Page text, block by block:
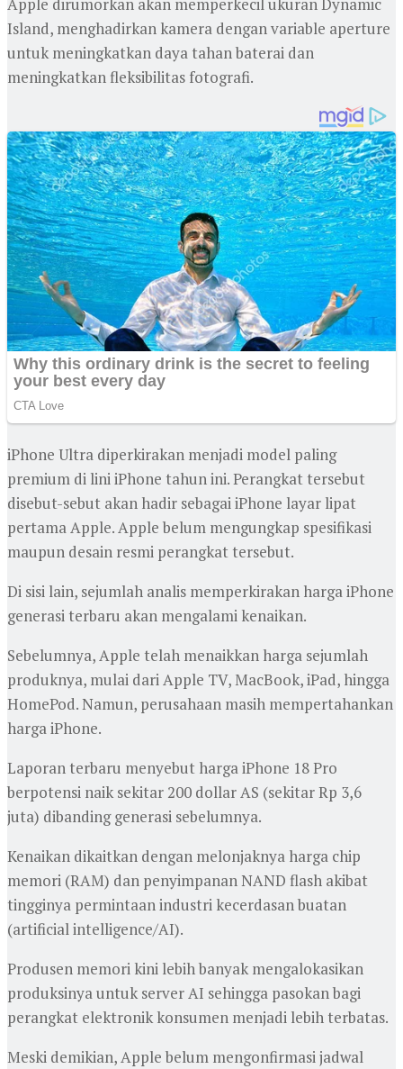
Island, menghadirkan kamera dengan variable aperture
untuk meningkatkan daya tahan baterai dan
meningkatkan fleksibilitas fotografi.
iPhone Ultra diperkirakan menjadi model paling
premium di lini iPhone tahun ini. Perangkat tersebut
disebut-sebut akan hadir sebagai iPhone layar lipat
pertama Apple. Apple belum mengungkap spesifikasi
maupun desain resmi perangkat tersebut.
‎Di sisi lain, sejumlah analis memperkirakan harga iPhone
generasi terbaru akan mengalami kenaikan.
‎Sebelumnya, Apple telah menaikkan harga sejumlah
produknya, mulai dari Apple TV, MacBook, iPad, hingga
HomePod. Namun, perusahaan masih mempertahankan
harga iPhone.
‎Laporan terbaru menyebut harga iPhone 18 Pro
berpotensi naik sekitar 200 dollar AS (sekitar Rp 3,6
juta) dibanding generasi sebelumnya.
‎Kenaikan dikaitkan dengan melonjaknya harga chip
memori (RAM) dan penyimpanan NAND flash akibat
tingginya permintaan industri kecerdasan buatan
(artificial intelligence/AI).
Produsen memori kini lebih banyak mengalokasikan
produksinya untuk server AI sehingga pasokan bagi
perangkat elektronik konsumen menjadi lebih terbatas.
‎Meski demikian, Apple belum mengonfirmasi jadwal